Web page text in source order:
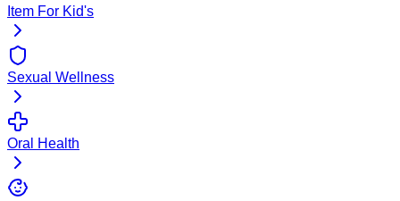
Item For Kid's
Sexual Wellness
Oral Health